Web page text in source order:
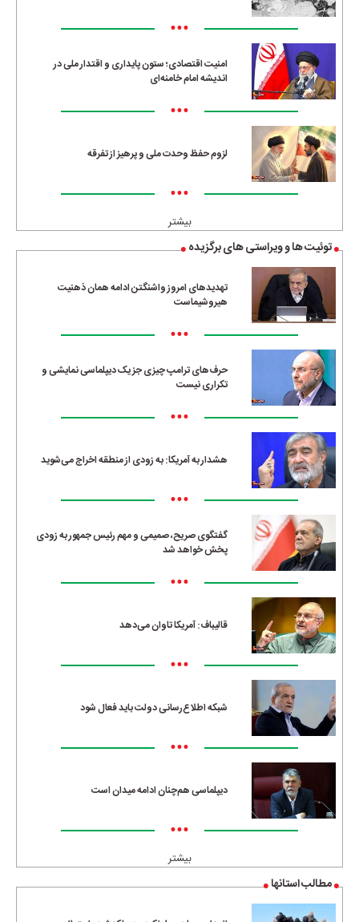
•••
امنیت اقتصادی؛ ستون پایداری و اقتدار ملی در
اندیشه امام خامنه‌ای
•••
لزوم حفظ وحدت ملی و پرهیز از تفرقه
•••
بیشتر
توئیت ها و ویراستی های برگزیده
تهدیدهای امروز واشنگتن ادامه همان ذهنیت
هیروشیماست
•••
حرف‌های ترامپ چیزی جز یک دیپلماسی نمایشی و
تکراری نیست
•••
هشدار به آمریکا: به زودی از منطقه اخراج می‌شوید
•••
گفتگوی صریح، صمیمی و مهم رئیس جمهور به زودی
پخش خواهد شد
•••
قالیباف: آمریکا تاوان می‌دهد
•••
شبکه اطلاع‌رسانی دولت باید فعال شود
•••
دیپلماسی هم‌چنان ادامه میدان است
•••
بیشتر
مطالب استانها